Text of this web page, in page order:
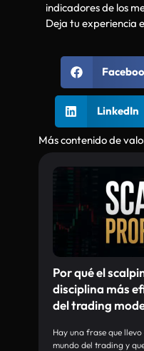
indicadores de los
Deja tu experiencia
LinkedIn
Más contenido de
Por qué el
disciplina más
del trading
Hay una frase que
mundo del trading y